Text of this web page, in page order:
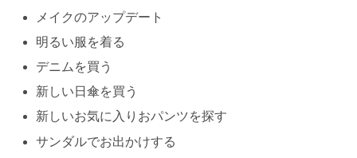
メイクのアップデート
明るい服を着る
デニムを買う
新しい日傘を買う
新しいお気に入りおパンツを探す
サンダルでお出かけする